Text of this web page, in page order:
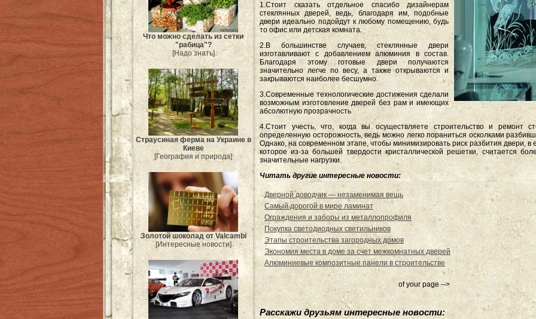
Что можно сделать из сетки
"рабица"?
[Надо знать]
Страусиная ферма на Украине в
Киеве
[География и природа]
Золотой шоколад от Valcambi
[Интересные новости]
1.Стоит сказать отдельное спасибо дизайнерам
стеклянных дверей, ведь, благодаря им, подобные
двери идеально подойдут к любому помещению, будь
то офис или детская комната.
2.В большинстве случаев, стеклянные двери
изготавливают с добавлением алюминия в состав.
Благодаря этому готовые двери получаются
значительно легче по весу, а также открываются и
закрываются наиболее бесшумно.
3.Современные технологические достижения сделали
возможным изготовление дверей без рам и имеющих
абсолютную прозрачность
4.Стоит учесть, что, когда вы осуществляете строительство и ремонт
определенную осторожность, ведь можно легко пораниться осколками
Однако, на современном этапе, чтобы минимизировать риск разбития двери, в
которое из-за большей твердости кристаллической решетки, считается
значительные нагрузки.
Читать другие интересные новости:
Дверной доводчик — незаменимая вещь
Самый дорогой в мире ламинат
Ограждения и заборы из металлопрофиля
Покупка светодиодных светильников
Этапы строительства загородных домов
Экономия места в доме за счет межкомнатных дверей
Алюминиевые композитные панели в строительстве
of your page -->
Расскажи друзьям интересные новости: